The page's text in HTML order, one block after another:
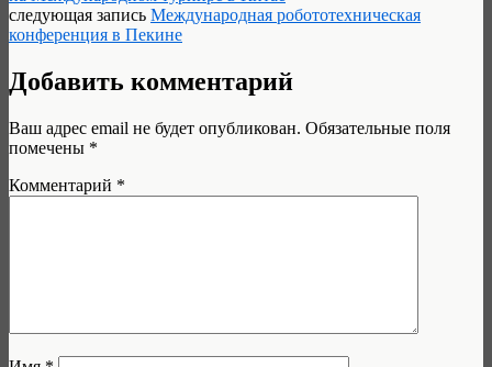
следующая запись Международная робототехническая
конференция в Пекине
Добавить комментарий
Ваш адрес email не будет опубликован. Обязательные поля
помечены *
Комментарий *